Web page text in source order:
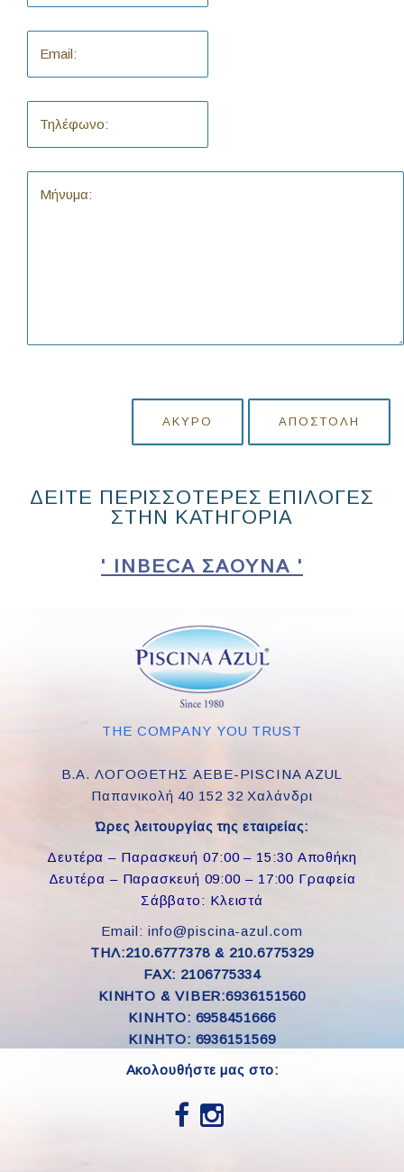
ΆΚΥΡΟ ΑΠΟΣΤΟΛΉ
ΔΕΙΤΕ ΠΕΡΙΣΣΟΤΕΡΕΣ ΕΠΙΛΟΓΕΣ
ΣΤΗΝ ΚΑΤΗΓΟΡΙΑ
' INBECA ΣΑΟΥΝΑ '
THE COMPANY YOU TRUST
Β.Α. ΛΟΓΟΘΕΤΗΣ ΑΕΒΕ-PISCINA AZUL
Παπανικολή 40 152 32 Χαλάνδρι
Ώρες λειτουργίας της εταιρείας:
Δευτέρα – Παρασκευή 07:00 – 15:30 Αποθήκη
Δευτέρα – Παρασκευή 09:00 – 17:00 Γραφεία
Σάββατο: Κλειστά
Email: info@piscina-azul.com
ΤΗΛ:210.6777378 & 210.6775329
FAX: 2106775334
ΚΙΝΗΤΟ & VIBER:6936151560
KINHTO: 6958451666
KINHTO: 6936151569
Ακολουθήστε μας στο: